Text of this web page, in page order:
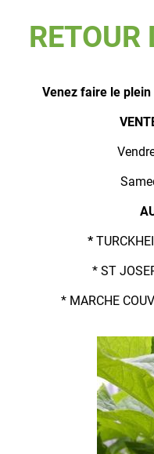
RETOUR
Venez faire le plein
*
* ST
* MARCHE